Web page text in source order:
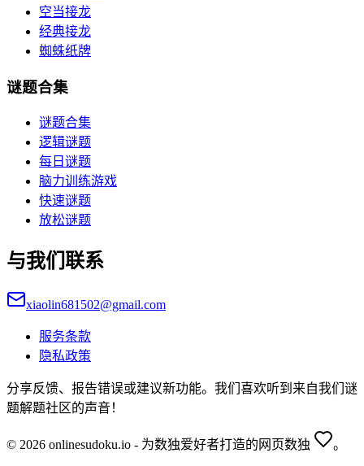
空当接龙
经典接龙
蜘蛛纸牌
谜题合集
谜题合集
逻辑谜题
每日谜题
脑力训练游戏
快速谜题
放松谜题
与我们联系
xiaolin681502@gmail.com
服务条款
隐私政策
分享反馈、报告错误或建议新功能。我们喜欢听到来自我们谜
题解题社区的声音！
© 2026 onlinesudoku.io - 为数独爱好者打造的网页数独 。